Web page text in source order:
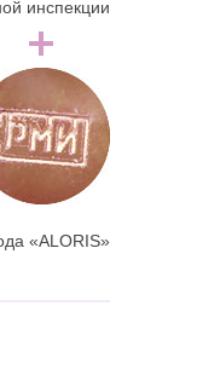
инспекции
«ALORIS»